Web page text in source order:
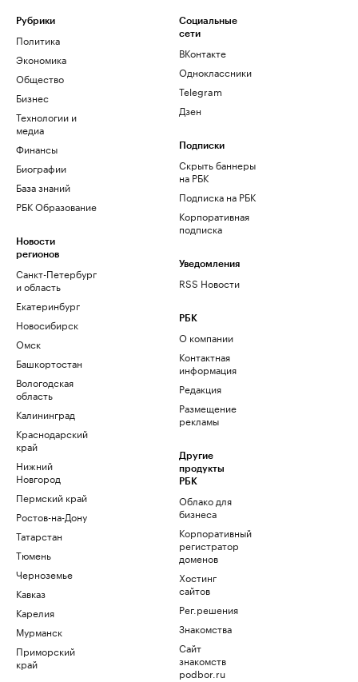
Рубрики
Политика
Экономика
Общество
Бизнес
Технологии и
медиа
Финансы
Биографии
База знаний
РБК Образование
Новости
регионов
Санкт-Петербург
и область
Екатеринбург
Новосибирск
Омск
Башкортостан
Вологодская
область
Калининград
Краснодарский
край
Нижний
Новгород
Пермский край
Ростов-на-Дону
Татарстан
Тюмень
Черноземье
Кавказ
Карелия
Мурманск
Приморский
край
Социальные
сети
ВКонтакте
Одноклассники
Telegram
Дзен
Подписки
Скрыть баннеры
на РБК
Подписка на РБК
Корпоративная
подписка
Уведомления
RSS Новости
РБК
О компании
Контактная
информация
Редакция
Размещение
рекламы
Другие
продукты
РБК
Облако для
бизнеса
Корпоративный
регистратор
доменов
Хостинг
сайтов
Рег.решения
Знакомства
Сайт
знакомств
podbor.ru